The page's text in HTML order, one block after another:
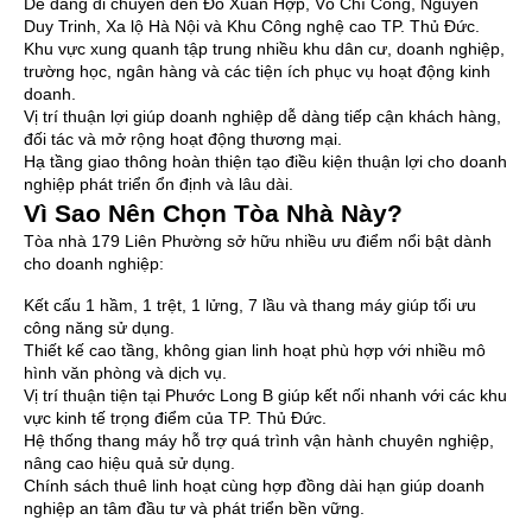
Dễ dàng di chuyển đến Đỗ Xuân Hợp, Võ Chí Công, Nguyễn
Duy Trinh, Xa lộ Hà Nội và Khu Công nghệ cao TP. Thủ Đức.
Khu vực xung quanh tập trung nhiều khu dân cư, doanh nghiệp,
trường học, ngân hàng và các tiện ích phục vụ hoạt động kinh
doanh.
Vị trí thuận lợi giúp doanh nghiệp dễ dàng tiếp cận khách hàng,
đối tác và mở rộng hoạt động thương mại.
Hạ tầng giao thông hoàn thiện tạo điều kiện thuận lợi cho doanh
nghiệp phát triển ổn định và lâu dài.
Vì Sao Nên Chọn Tòa Nhà Này?
Tòa nhà 179 Liên Phường sở hữu nhiều ưu điểm nổi bật dành
cho doanh nghiệp:
Kết cấu 1 hầm, 1 trệt, 1 lửng, 7 lầu và thang máy giúp tối ưu
công năng sử dụng.
Thiết kế cao tầng, không gian linh hoạt phù hợp với nhiều mô
hình văn phòng và dịch vụ.
Vị trí thuận tiện tại Phước Long B giúp kết nối nhanh với các khu
vực kinh tế trọng điểm của TP. Thủ Đức.
Hệ thống thang máy hỗ trợ quá trình vận hành chuyên nghiệp,
nâng cao hiệu quả sử dụng.
Chính sách thuê linh hoạt cùng hợp đồng dài hạn giúp doanh
nghiệp an tâm đầu tư và phát triển bền vững.